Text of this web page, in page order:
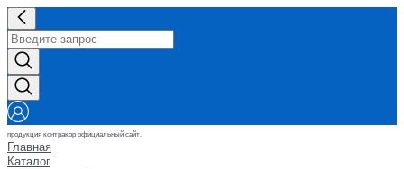
продукция контракор официальный сайт.
Главная
Каталог